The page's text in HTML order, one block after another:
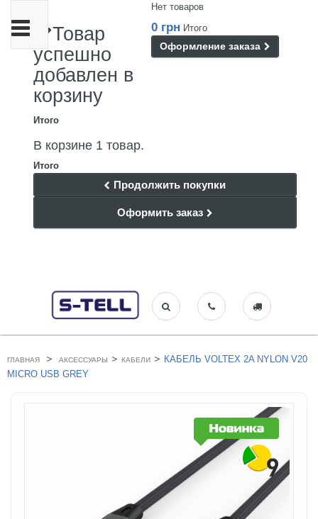
Нет товаров
0 грн Итого
Оформление заказа
Товар
успешно
добавлен в
корзину
Итого
В корзине 1 товар.
Итого
Продолжить покупки
Оформить заказ
Переключить
навигации
ГЛАВНАЯ > АКСЕССУАРЫ > КАБЕЛИ > КАБЕЛЬ VOLTEX 2A NYLON V20
MICRO USB GREY